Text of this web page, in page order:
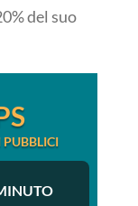
del suo